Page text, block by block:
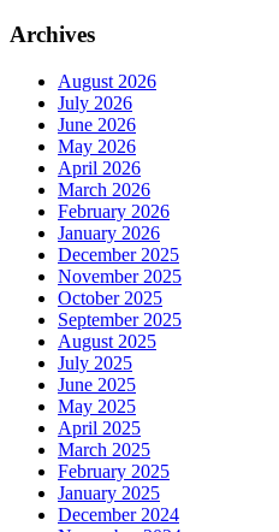
Archives
August 2026
July 2026
June 2026
May 2026
April 2026
March 2026
February 2026
January 2026
December 2025
November 2025
October 2025
September 2025
August 2025
July 2025
June 2025
May 2025
April 2025
March 2025
February 2025
January 2025
December 2024